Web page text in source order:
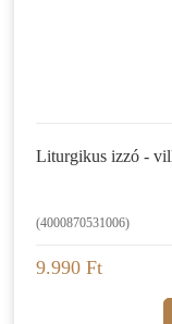
Liturgikus izzó -
(4000870531006)
9.990 Ft